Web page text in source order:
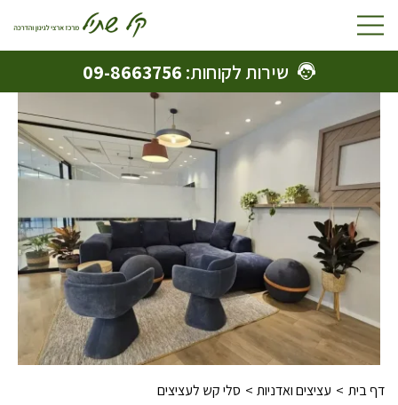
Toggle
navigation
שירות לקוחות: 09-8663756
דף בית עציצים ואדניות סלי קש לעציצים